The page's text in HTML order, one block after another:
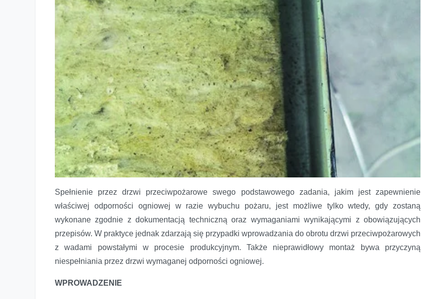
Spełnienie przez drzwi przeciwpożarowe swego podstawowego zadania, jakim jest zapewnienie
właściwej odporności ogniowej w razie wybuchu pożaru, jest możliwe tylko wtedy, gdy zostaną
wykonane zgodnie z dokumentacją techniczną oraz wymaganiami wynikającymi z obowiązujących
przepisów. W praktyce jednak zdarzają się przypadki wprowadzania do obrotu drzwi przeciwpożarowych
z wadami powstałymi w procesie produkcyjnym. Także nieprawidłowy montaż bywa przyczyną
niespełniania przez drzwi wymaganej odporności ogniowej.
WPROWADZENIE